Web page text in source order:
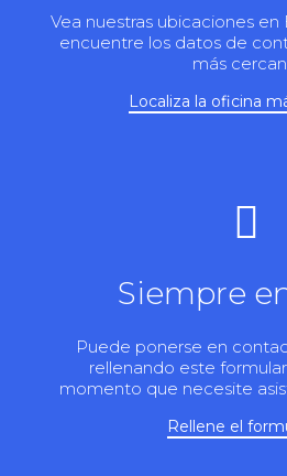
Vea nuestras ubicaciones en
encuentre los datos de
más
Localiza la oficina
Siempre
Puede ponerse en
rellenando este
momento que necesite
Rellene el